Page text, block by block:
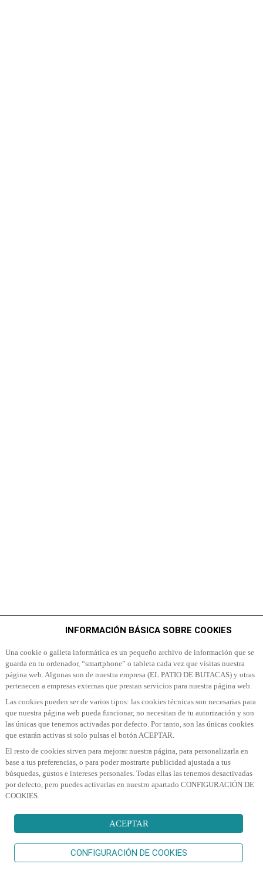
INFORMACIÓN BÁSICA SOBRE COOKIES
Una cookie o galleta informática es un pequeño archivo de información que se
guarda en tu ordenador, “smartphone” o tableta cada vez que visitas nuestra
página web. Algunas son de nuestra empresa (EL PATIO DE BUTACAS) y otras
pertenecen a empresas externas que prestan servicios para nuestra página web.
Las cookies pueden ser de varios tipos: las cookies técnicas son necesarias para
que nuestra página web pueda funcionar, no necesitan de tu autorización y son
las únicas que tenemos activadas por defecto. Por tanto, son las únicas cookies
que estarán activas si solo pulsas el botón ACEPTAR.
El resto de cookies sirven para mejorar nuestra página, para personalizarla en
base a tus preferencias, o para poder mostrarte publicidad ajustada a tus
búsquedas, gustos e intereses personales. Todas ellas las tenemos desactivadas
por defecto, pero puedes activarlas en nuestro apartado CONFIGURACIÓN DE
COOKIES.
ACEPTAR
CONFIGURACIÓN DE COOKIES